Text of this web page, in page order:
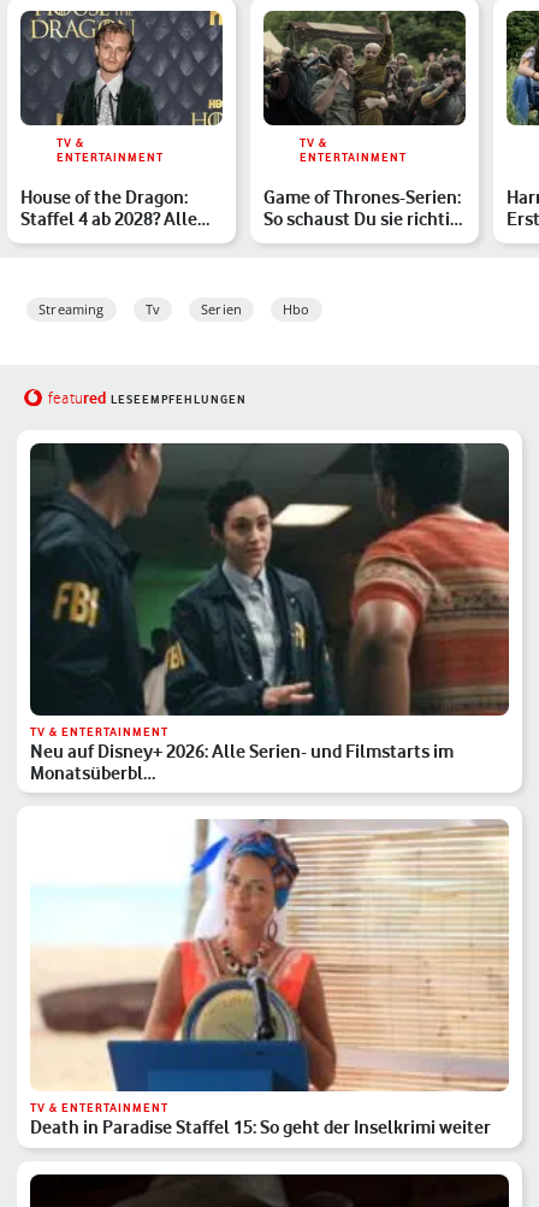
TV &
ENTERTAINMENT
House of the Dragon:
Staffel 4 ab 2028? Alle
Infos zum Serienfina…
TV &
ENTERTAINMENT
Game of Thrones-Serien:
So schaust Du sie richtig
– und diese sol…
Streaming Tv Serien Hbo
featured LESEEMPFEHLUNGEN
TV & ENTERTAINMENT
Neu auf Disney+ 2026: Alle Serien- und Filmstarts im
Monatsüberbl…
TV & ENTERTAINMENT
Death in Paradise Staffel 15: So geht der Inselkrimi weiter